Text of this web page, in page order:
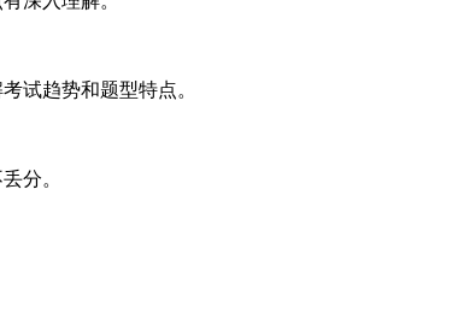
试趋势和题型特点。
分。